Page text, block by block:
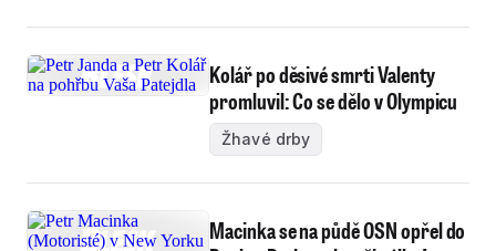
Kolář po děsivé smrti Valenty
promluvil: Co se dělo v Olympicu
Žhavé drby
Macinka se na půdě OSN opřel do